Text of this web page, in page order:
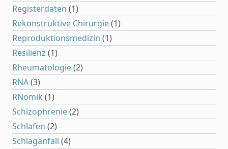
Registerdaten (1)
Rekonstruktive Chirurgie(1)
Reproduktionsmedizin (1)
Resilienz (1)
Rheumatologie(2)
RNA(3)
RNomik (1)
Schizophrenie(2)
Schlafen (2)
Schlaganfall (4)